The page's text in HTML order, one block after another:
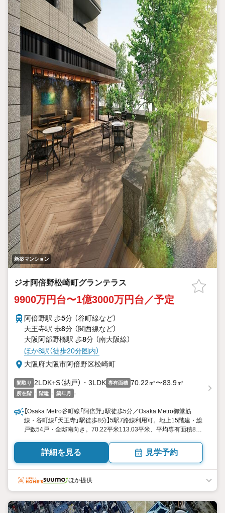
新築マンション
ジオ阿倍野松崎町グランテラス
9900万円台〜1億3000万円台／予定
阿倍野駅 歩5分 （谷町線など）
天王寺駅 歩8分 （関西線など）
大阪阿部野橋駅 歩8分 （南大阪線）
ほか8駅（徒歩20分圏内）
大阪府大阪市阿倍野区松崎町
間取り 2LDK+S（納戸）・3LDK 専有面積 70.22㎡〜83.9㎡
所在階 - 階建 - 築年月 -
【Osaka Metro谷町線「阿倍野」駅徒歩5分／Osaka Metro御堂筋
線・谷町線「天王寺」駅徒歩8分】5駅7路線利用可。地上15階建・総
戸数54戸・全邸南向き。70.22平米113.03平米、平均専有面積81
都心の利便と暮らしやすさが揃う阿倍野区松崎町に誕生
詳細を見る 見学予約
ほか提供